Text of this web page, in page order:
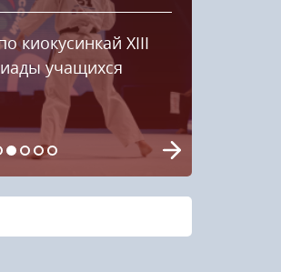
киокусинкай XIII
учащихся